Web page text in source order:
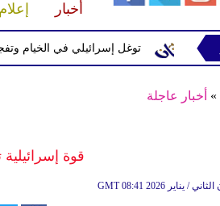
أخبار
إعلام
توغل إسرائيلي في الخيام وتفجيرات
» أخبار عاجلة
قوة إسرائيلية
GMT